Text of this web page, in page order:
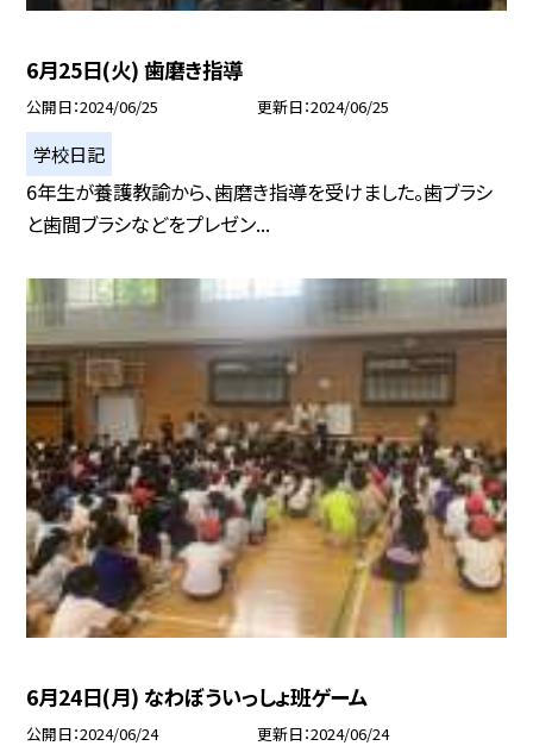
6月25日(火) 歯磨き指導
公開日 2024/06/25 更新日 2024/06/25
学校日記
6年生が養護教諭から、歯磨き指導を受けました。歯ブラシ
と歯間ブラシなどをプレゼン...
6月24日(月) なわぼういっしょ班ゲーム
公開日 2024/06/24 更新日 2024/06/24